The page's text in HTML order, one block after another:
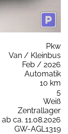
Pkw
Van / Kleinbus
Feb / 2026
Automatik
10 km
5
Weiß
Zentrallager
ab ca. 11.08.2026
GW-AGL1319